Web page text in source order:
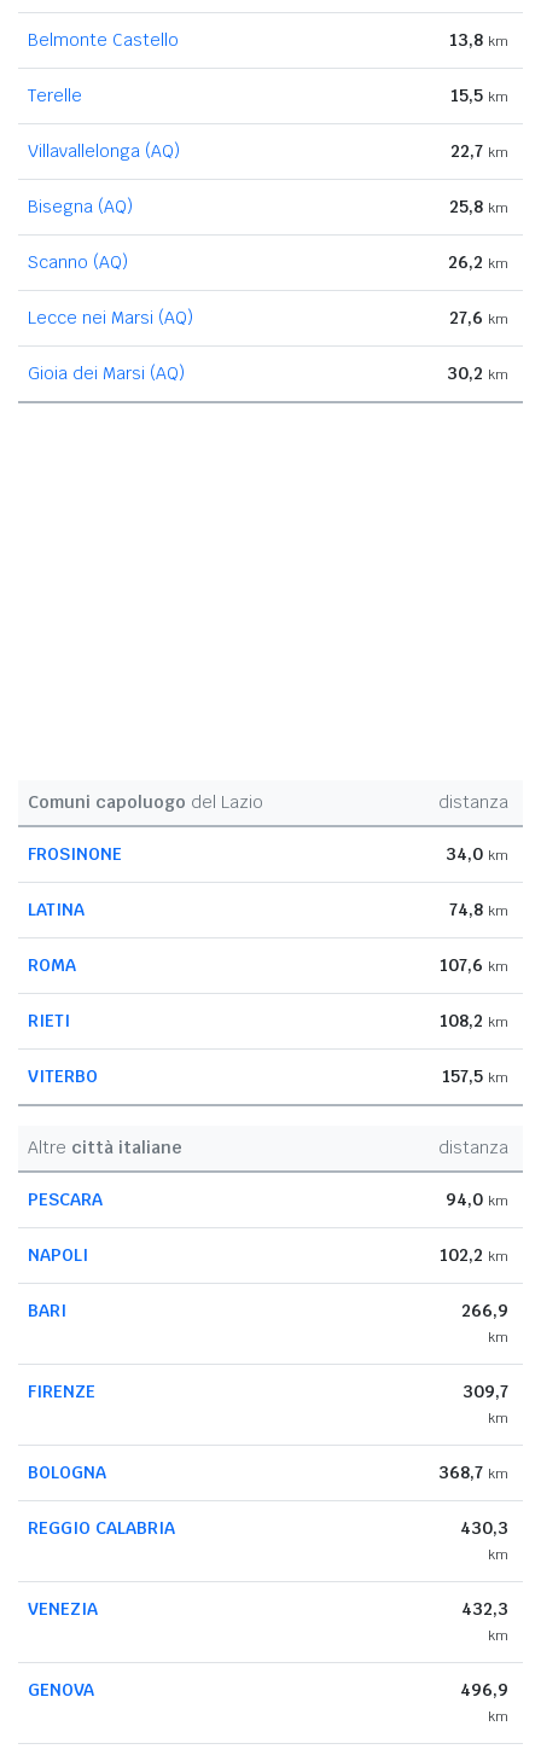
Belmonte Castello 13,8 km
Terelle 15,5 km
Villavallelonga (AQ) 22,7 km
Bisegna (AQ) 25,8 km
Scanno (AQ) 26,2 km
Lecce nei Marsi (AQ) 27,6 km
Gioia dei Marsi (AQ) 30,2 km
Comuni capoluogo del Lazio distanza
FROSINONE 34,0 km
LATINA 74,8 km
ROMA 107,6 km
RIETI 108,2 km
VITERBO 157,5 km
Altre città italiane distanza
PESCARA 94,0 km
NAPOLI 102,2 km
BARI 266,9
km
FIRENZE 309,7
km
BOLOGNA 368,7 km
REGGIO CALABRIA 430,3
km
VENEZIA 432,3
km
GENOVA 496,9
km